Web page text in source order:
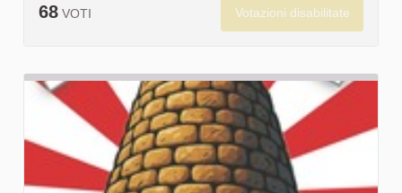
68 VOTI Votazioni disabilitate